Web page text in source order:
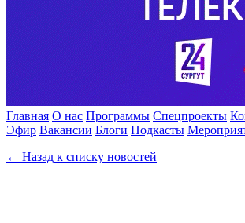
Главная О нас Программы Спецпроекты
Эфир Вакансии Блоги Подкасты
← Назад к списку новостей